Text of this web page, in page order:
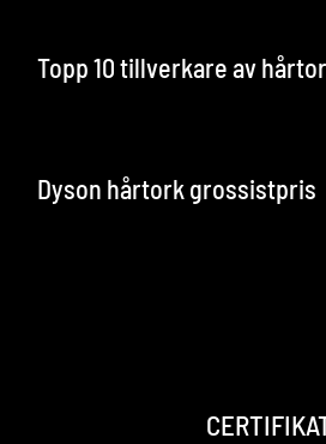
Topp 10 tillverkare av
Dyson hårtork grossistpris